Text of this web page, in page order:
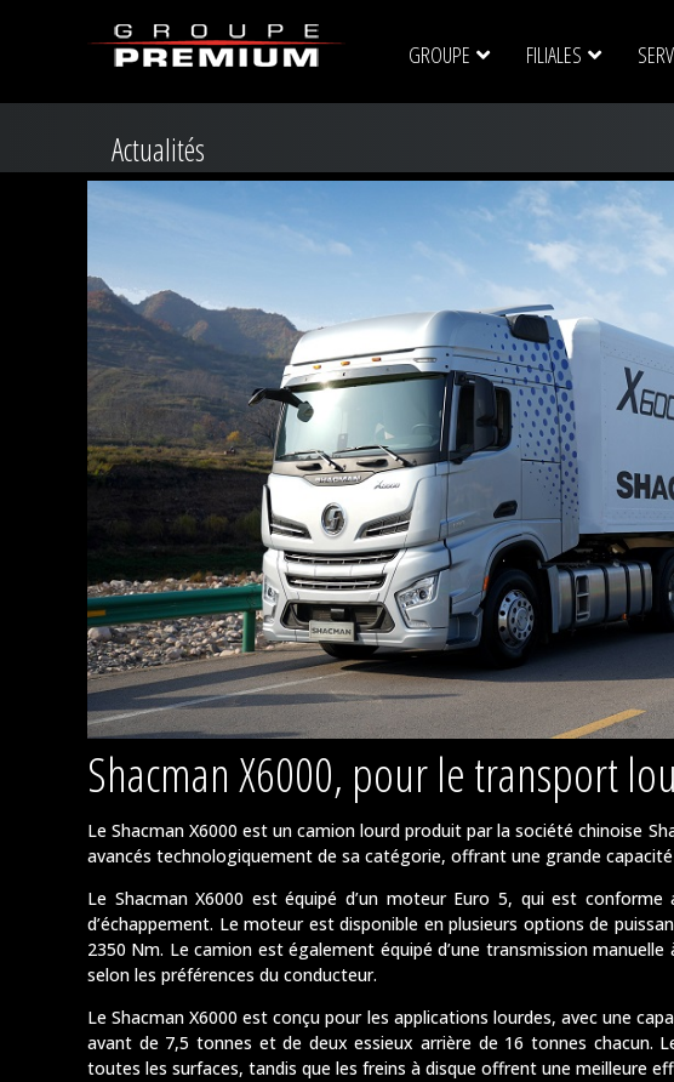
GROUPE FILIALES
Actualités
Shacman X6000, pour le transport
Le Shacman X6000 est un camion lourd produit par la société chinoise
avancés technologiquement de sa catégorie, offrant une grande
Le Shacman X6000 est équipé d’un moteur Euro 5, qui est
d’échappement. Le moteur est disponible en plusieurs options de
2350 Nm. Le camion est également équipé d’une transmission
selon les préférences du conducteur.
Le Shacman X6000 est conçu pour les applications lourdes, avec une
avant de 7,5 tonnes et de deux essieux arrière de 16 tonnes chacun.
toutes les surfaces, tandis que les freins à disque offrent une meilleure